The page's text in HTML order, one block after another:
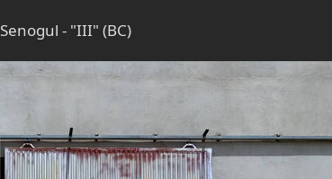
n
n
Senogul - "III" (BC)